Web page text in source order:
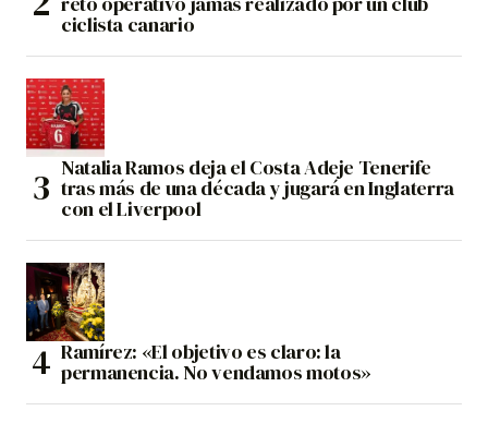
ciclista canario
Natalia Ramos deja el Costa Adeje Tenerife
tras más de una década y jugará en Inglaterra
con el Liverpool
Ramírez: «El objetivo es claro: la
permanencia. No vendamos motos»